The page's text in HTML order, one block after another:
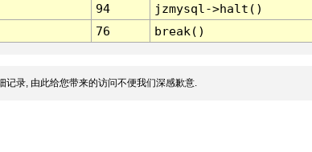
94
jzmysql->halt()
76 break()
记录, 由此给您带来的访问不便我们深感歉意.